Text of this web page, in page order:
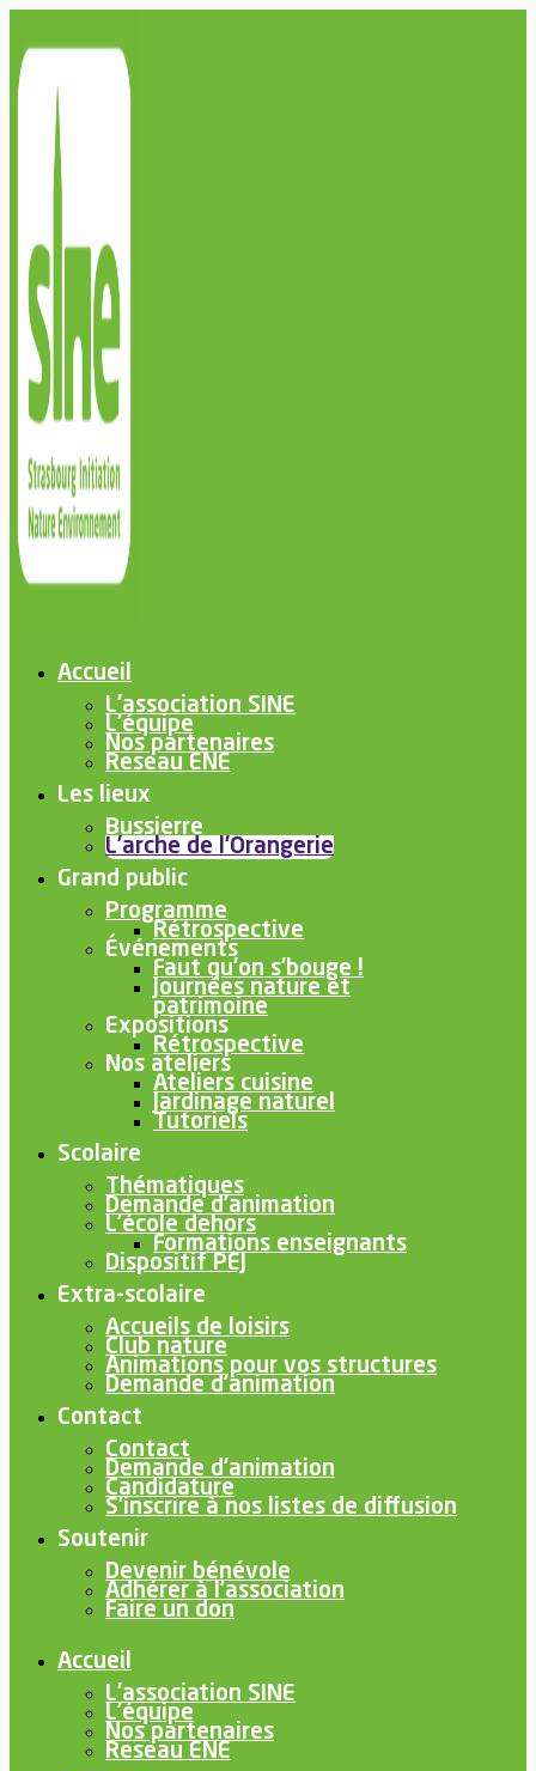
Accueil
L’association SINE
L’équipe
Nos partenaires
Reseau ENE
Les lieux
Bussierre
L’arche de l’Orangerie
Grand public
Programme
Rétrospective
Événements
Faut qu’on s’bouge !
Journées nature et
patrimoine
Expositions
Rétrospective
Nos ateliers
Ateliers cuisine
Jardinage naturel
Tutoriels
Scolaire
Thématiques
Demande d’animation
L’école dehors
Formations enseignants
Dispositif PEJ
Extra-scolaire
Accueils de loisirs
Club nature
Animations pour vos structures
Demande d’animation
Contact
Contact
Demande d’animation
Candidature
S’inscrire à nos listes de diffusion
Soutenir
Devenir bénévole
Adhérer à l’association
Faire un don
Accueil
L’association SINE
L’équipe
Nos partenaires
Reseau ENE